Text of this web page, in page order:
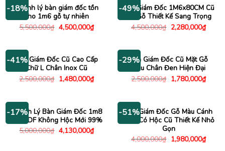
-18%
Thanh lý bàn giám đốc tồn
kho 1m6 gỗ tự nhiên
5,500,000₫ Giá
gốc
4,500,000₫Giá
hiện
4,500,000₫.
-49%
Bàn Giám Đốc 1M6x80CM Cũ
Ốp Gỗ Thiết Kế Sang Trọng
4,500,000₫ Giá
gốc
2,280,000₫Giá
hiện
-41%
Bàn Giám Đốc Cũ Cao Cấp
Chữ L Chân Inox Cũ
2,500,000₫ Giá
gốc
1,480,000₫Giá
hiện
1,480,000₫.
-29%Bàn Giám Đốc Cũ Mặt Gỗ
Nâu Chân Đen Hiện Đại
2,500,000₫ Giá
gốc
1,780,000₫Giá
hiện
-17%
Thanh Lý Bàn Giám Đốc 1m8
Gỗ MDF Không Hộc Mới 99%
5,000,000₫ Giá
gốc
4,130,000₫Giá
hiện
-51%
Bàn Giám Đốc Gỗ Màu Cánh
Gián Có Hộc Cũ Thiết Kế Nhỏ
Gọn
4,000,000₫ Giá
gốc
1,980,000₫Giá
hiện